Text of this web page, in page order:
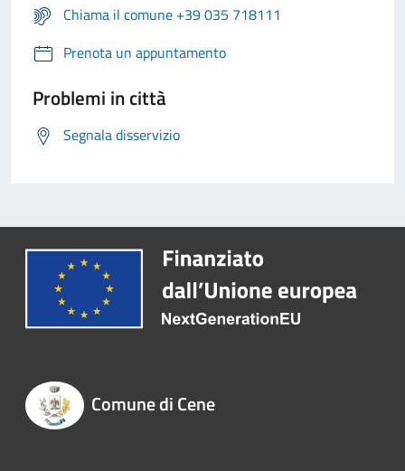
Chiama il comune +39 035 718111
Prenota un appuntamento
Problemi in città
Segnala disservizio
Comune di Cene